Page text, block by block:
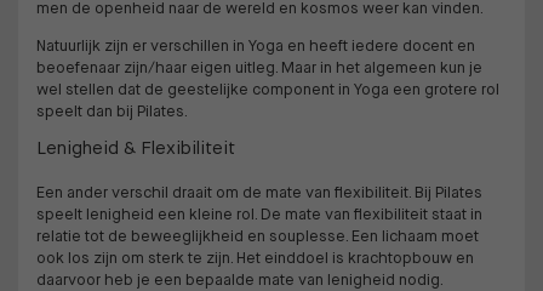
men de openheid naar de wereld en kosmos weer kan vinden.
Natuurlijk zijn er verschillen in Yoga en heeft iedere docent en
beoefenaar zijn/haar eigen uitleg. Maar in het algemeen kun je
wel stellen dat de geestelijke component in Yoga een grotere rol
speelt dan bij Pilates.
Lenigheid & Flexibiliteit
Een ander verschil draait om de mate van flexibiliteit. Bij Pilates
speelt lenigheid een kleine rol. De mate van flexibiliteit staat in
relatie tot de beweeglijkheid en souplesse. Een lichaam moet
ook los zijn om sterk te zijn. Het einddoel is krachtopbouw en
daarvoor heb je een bepaalde mate van lenigheid nodig.